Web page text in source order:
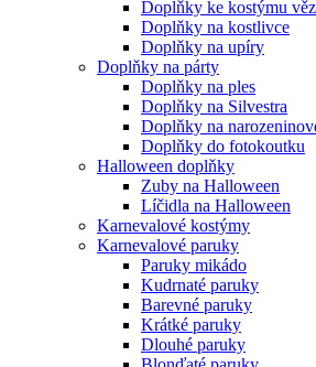
Doplňky ke kostýmu
Doplňky na kostlivce
Doplňky na upíry
Doplňky na párty
Doplňky na ples
Doplňky na Silvestra
Doplňky na
Doplňky do fotokoutku
Halloween doplňky
Zuby na Halloween
Líčidla na Halloween
Karnevalové kostýmy
Karnevalové paruky
Paruky mikádo
Kudrnaté paruky
Barevné paruky
Krátké paruky
Dlouhé paruky